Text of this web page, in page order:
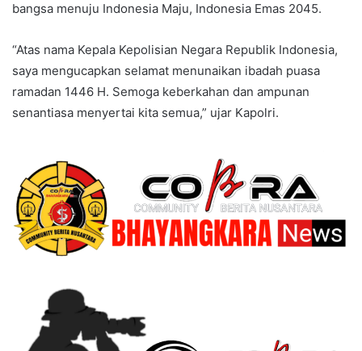
bangsa menuju Indonesia Maju, Indonesia Emas 2045.
“Atas nama Kepala Kepolisian Negara Republik Indonesia,
saya mengucapkan selamat menunaikan ibadah puasa
ramadan 1446 H. Semoga keberkahan dan ampunan
senantiasa menyertai kita semua,” ujar Kapolri.